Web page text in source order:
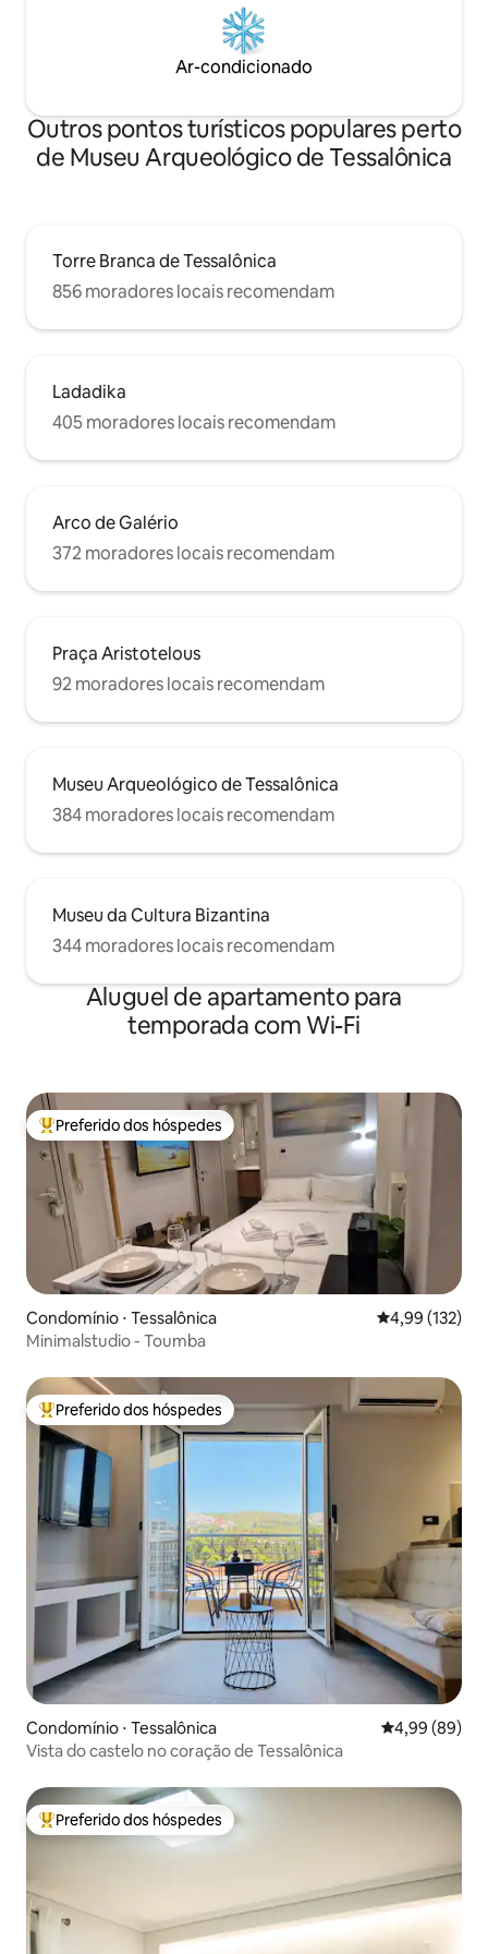
Ar-condicionado
Outros pontos turísticos populares perto
de Museu Arqueológico de Tessalônica
Torre Branca de Tessalônica
856 moradores locais recomendam
Ladadika
405 moradores locais recomendam
Arco de Galério
372 moradores locais recomendam
Praça Aristotelous
92 moradores locais recomendam
Museu Arqueológico de Tessalônica
384 moradores locais recomendam
Museu da Cultura Bizantina
344 moradores locais recomendam
Aluguel de apartamento para
temporada com Wi-Fi
Entre os melhores preferidos dos hóspedes
Preferido dos hóspedes
Condomínio ⋅ Tessalônica 4,99 de uma
4,99 (132)
Minimalstudio - Toumba
Entre os melhores preferidos dos hóspedes
Preferido dos hóspedes
Condomínio ⋅ Tessalônica 4,99 de uma
4,99 (89)
Vista do castelo no coração de Tessalônica
Entre os melhores preferidos dos hóspedes
Preferido dos hóspedes